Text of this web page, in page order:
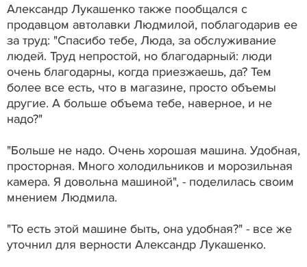
Александр Лукашенко также пообщался с
продавцом автолавки Людмилой, поблагодарив ее
за труд: "Спасибо тебе, Люда, за обслуживание
людей. Труд непростой, но благодарный: люди
очень благодарны, когда приезжаешь, да? Тем
более все есть, что в магазине, просто объемы
другие. А больше объема тебе, наверное, и не
надо?"
"Больше не надо. Очень хорошая машина. Удобная,
просторная. Много холодильников и морозильная
камера. Я довольна машиной", - поделилась своим
мнением Людмила.
"То есть этой машине быть, она удобная?" - все же
уточнил для верности Александр Лукашенко.